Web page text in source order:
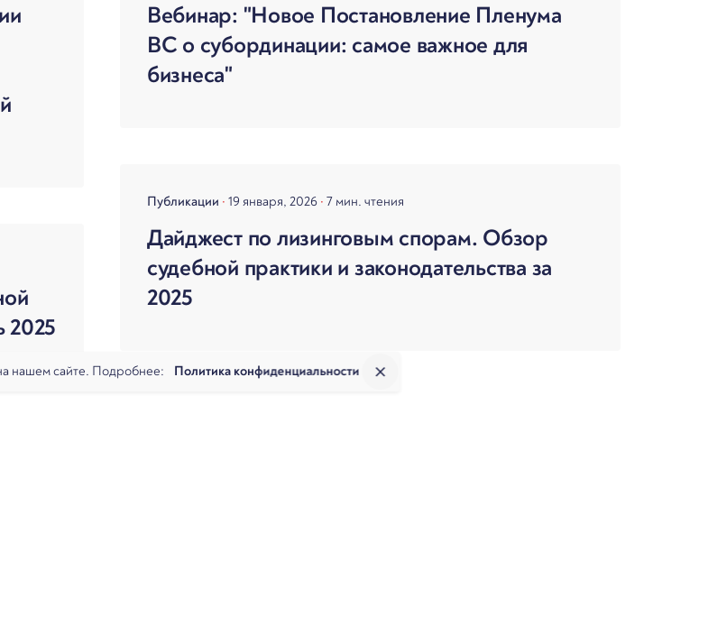
Вебинар: "Новое Постановление Пленума
ВС о субординации: самое важное для
бизнеса"
2025
Публикации 19 января, 2026 7 мин. чтения
Дайджест по лизинговым спорам. Обзор
судебной практики и законодательства за
2025
нашем сайте. Подробнее: Политика конфиденциальности